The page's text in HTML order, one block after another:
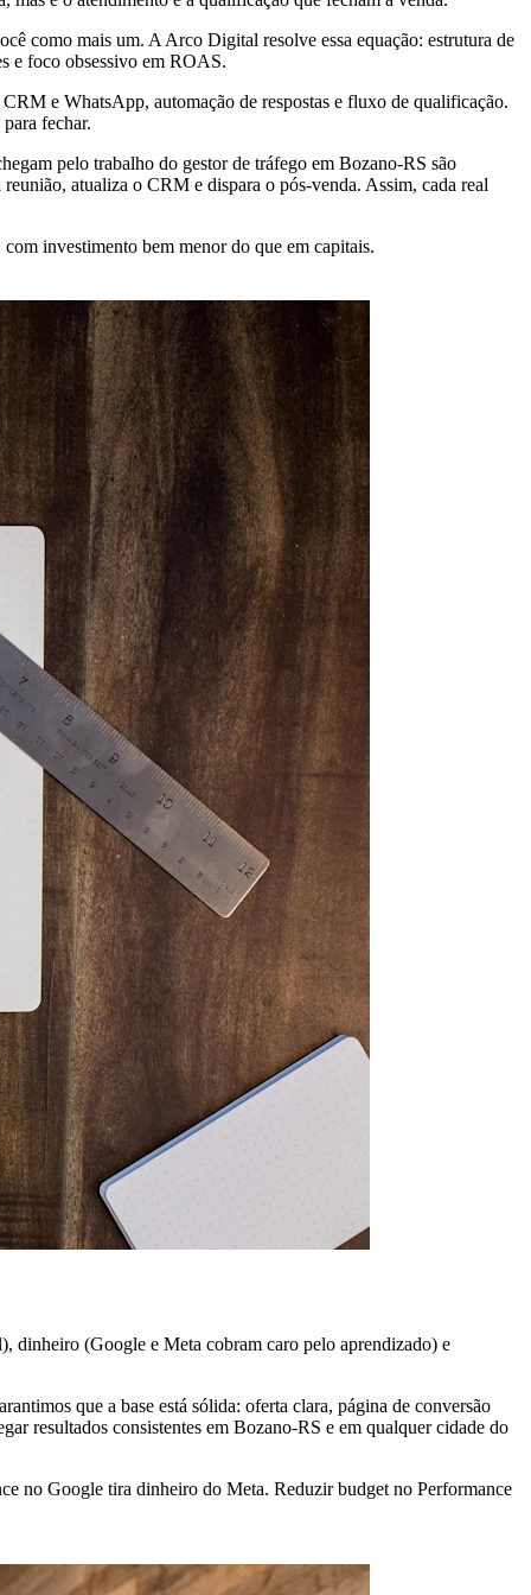
como mais um. A Arco Digital resolve essa equação: estrutura de
e foco obsessivo em ROAS.
e WhatsApp, automação de respostas e fluxo de qualificação.
fechar.
pelo trabalho do gestor de tráfego em Bozano-RS são
atualiza o CRM e dispara o pós-venda. Assim, cada real
investimento bem menor do que em capitais.
dinheiro (Google e Meta cobram caro pelo aprendizado) e
que a base está sólida: oferta clara, página de conversão
resultados consistentes em Bozano-RS e em qualquer cidade do
no Google tira dinheiro do Meta. Reduzir budget no Performance